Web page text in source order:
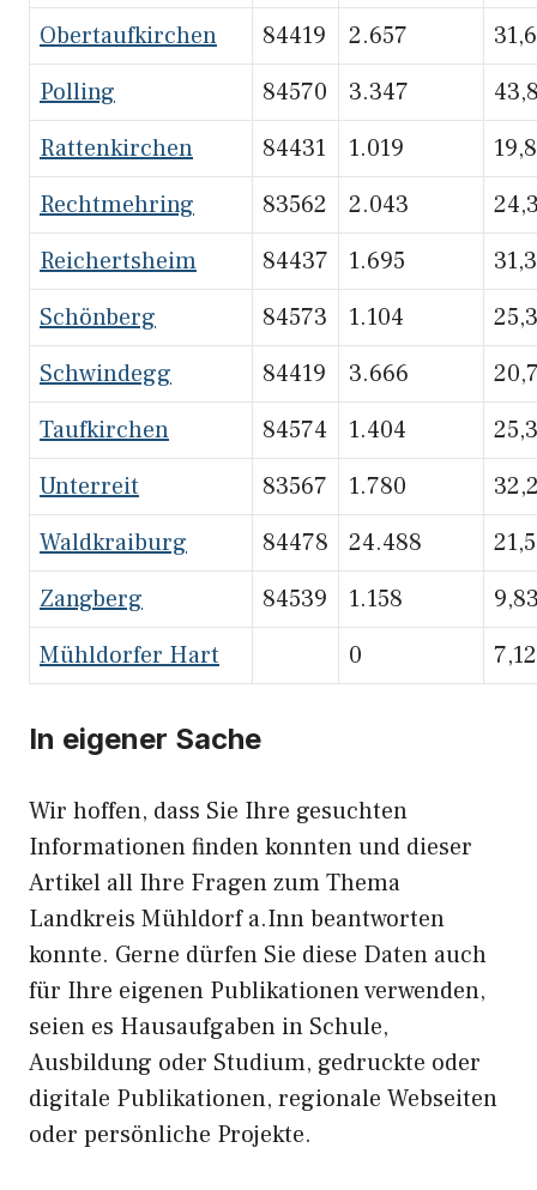
Obertaufkirchen
84419 2.657
Polling
84570 3.347
Rattenkirchen
84431 1.019
Rechtmehring
83562 2.043
Reichertsheim
84437 1.695
Schönberg
84573 1.104
Schwindegg
84419 3.666
Taufkirchen
84574 1.404
Unterreit
83567 1.780
Waldkraiburg
84478 24.488
Zangberg
84539 1.158
Mühldorfer Hart
0 7,12
In eigener Sache
Wir hoffen, dass Sie Ihre gesuchten
Informationen finden konnten und dieser
Artikel all Ihre Fragen zum Thema
Landkreis Mühldorf a.Inn beantworten
konnte. Gerne dürfen Sie diese Daten auch
für Ihre eigenen Publikationen verwenden,
seien es Hausaufgaben in Schule,
Ausbildung oder Studium, gedruckte oder
digitale Publikationen, regionale Webseiten
oder persönliche Projekte.